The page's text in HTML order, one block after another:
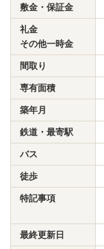
敷金・保証金
礼金
その他一時金
間取り
専有面積
築年月
鉄道・最寄駅
バス
徒歩
特記事項
最終更新日